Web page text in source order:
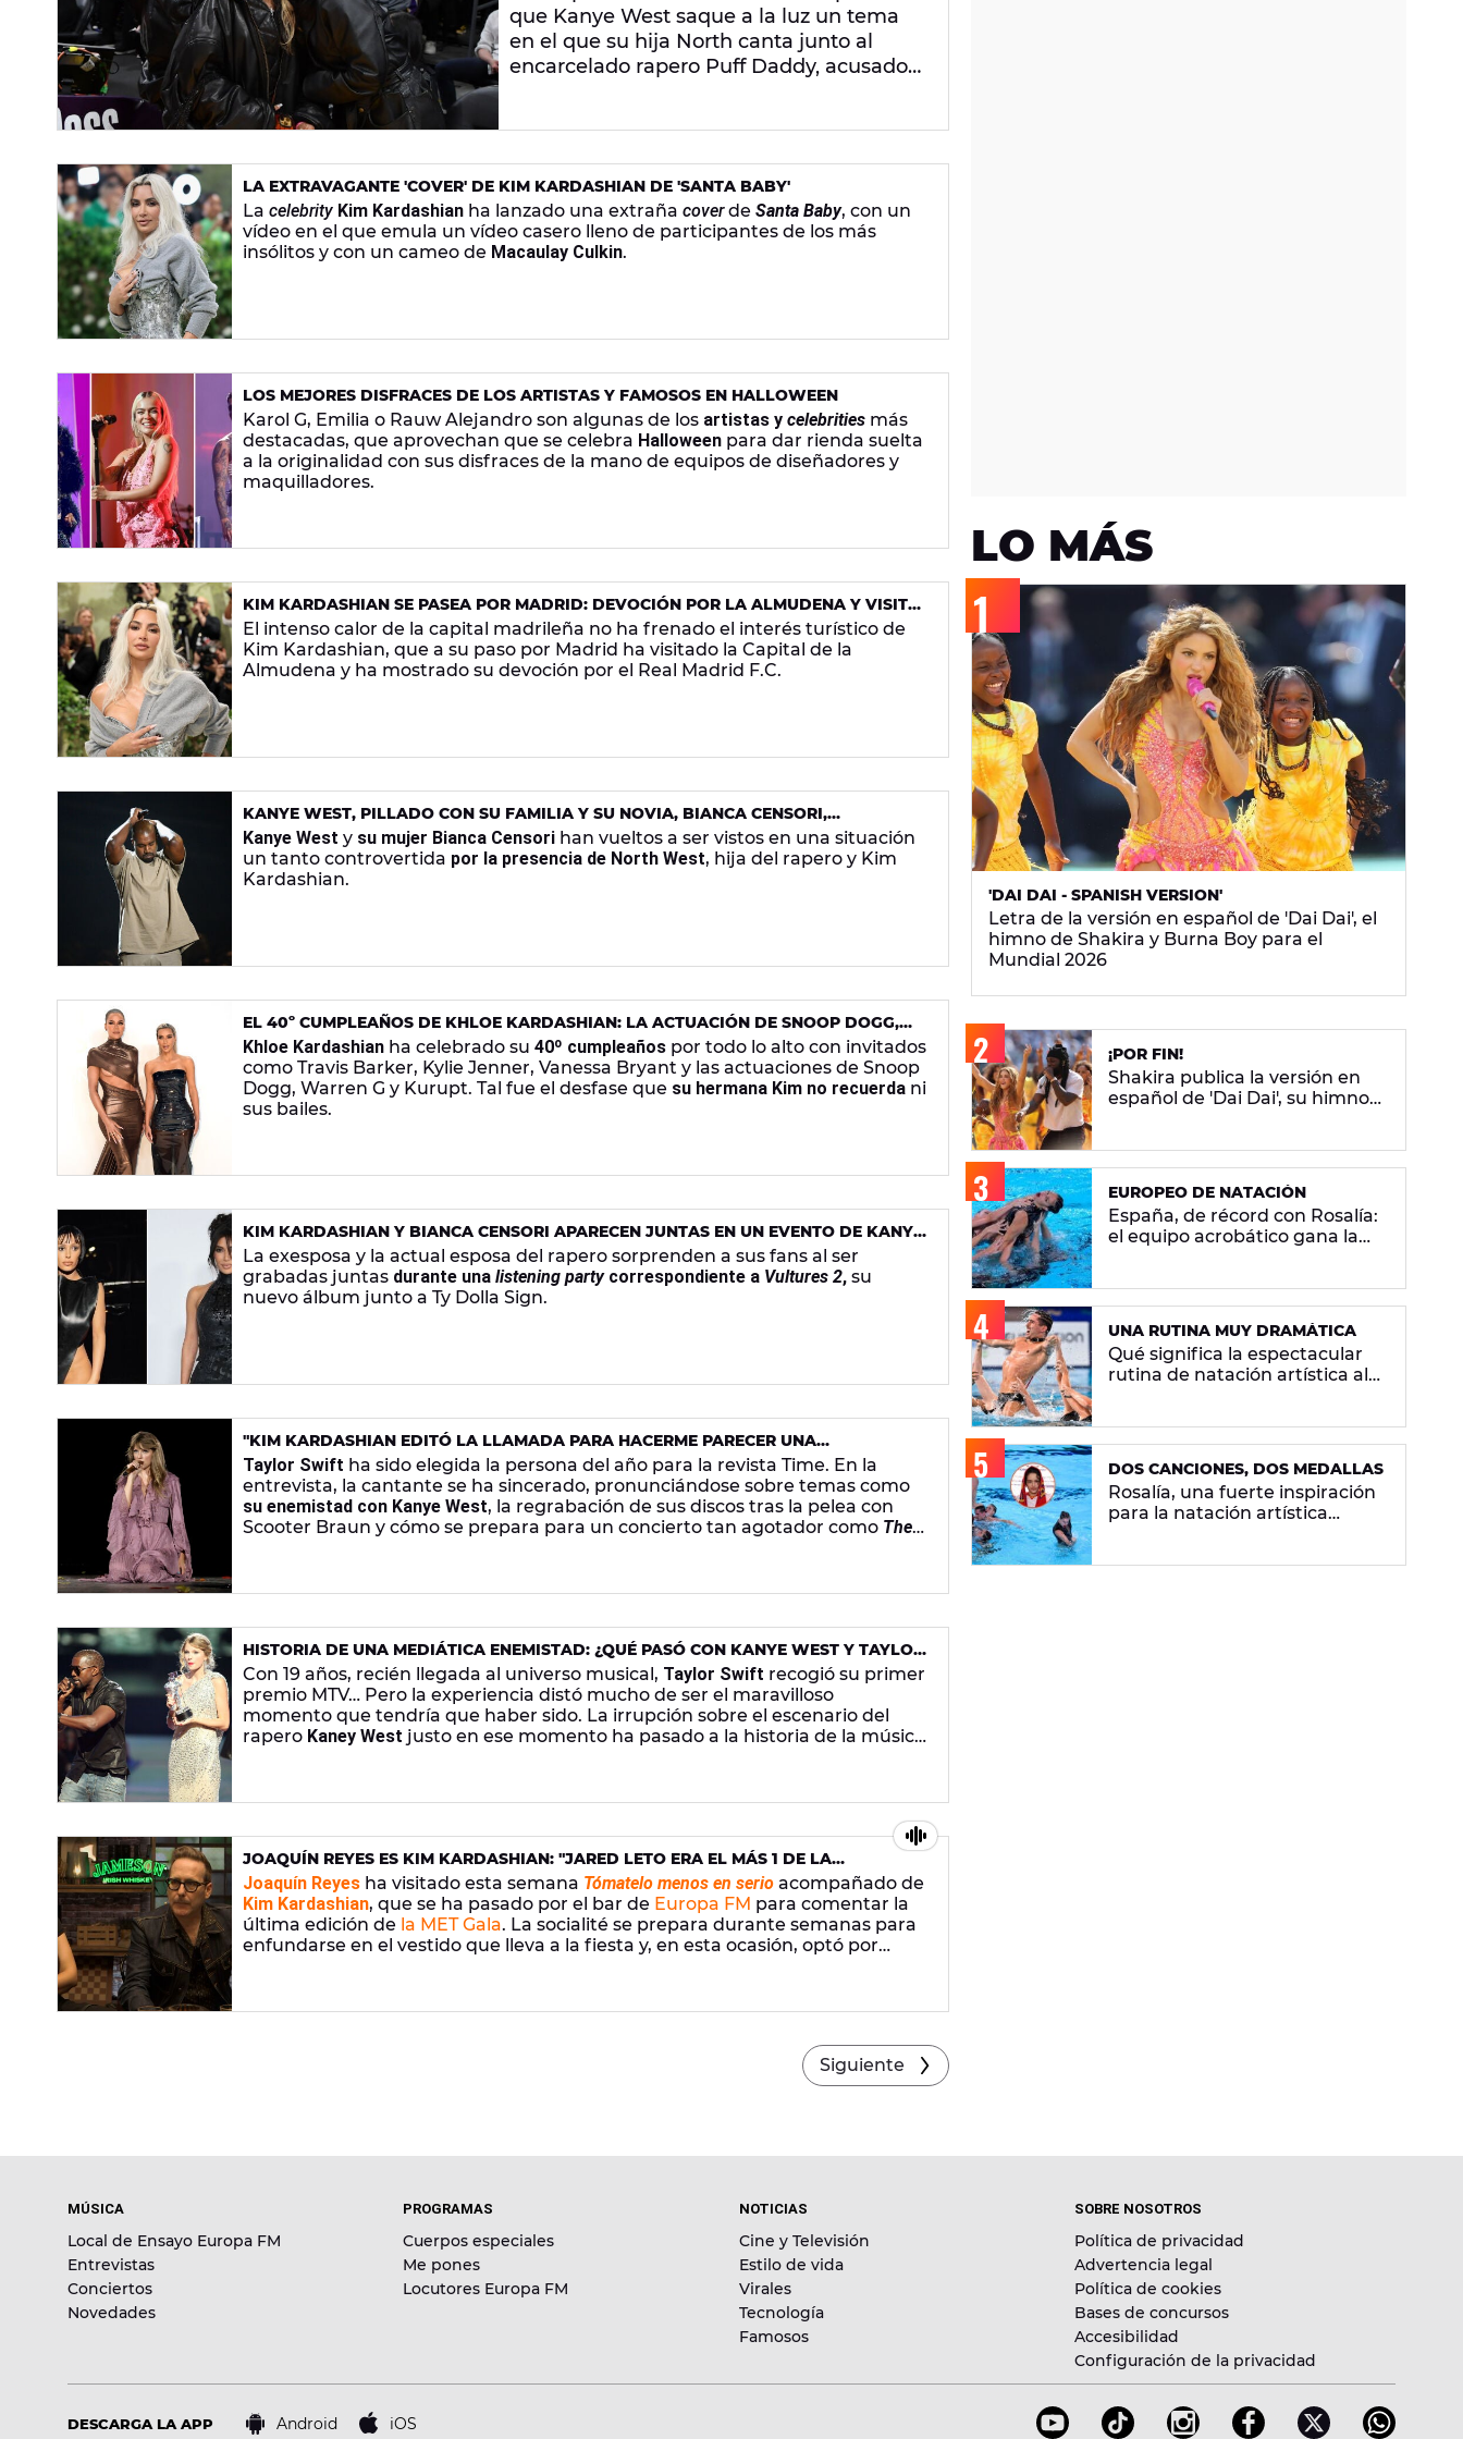
PEDERASTIA
que Kanye West saque a la luz un tema
en el que su hija North canta junto al
encarcelado rapero Puff Daddy, acusado
LA EXTRAVAGANTE 'COVER' DE KIM KARDASHIAN DE 'SANTA BABY'
La celebrity Kim Kardashian ha lanzado una extraña coverde Santa Baby, con un
vídeo en el que emula un vídeo casero lleno de participantes de los más
insólitos y con un cameo de Macaulay Culkin.
LOS MEJORES DISFRACES DE LOS ARTISTAS Y FAMOSOS EN HALLOWEEN
Karol G, Emilia o Rauw Alejandro son algunas de los artistas y celebrities más
destacadas, que aprovechan que se celebra Halloween para dar rienda suelta
a la originalidad con sus disfraces de la mano de equipos de diseñadores y
maquilladores.
KIM KARDASHIAN SE PASEA POR MADRID: DEVOCIÓN POR LA ALMUDENA Y VISITA
AL BERNABÉU
El intenso calor de la capital madrileña no ha frenado el interés turístico de
Kim Kardashian, que a su paso por Madrid ha visitado la Capital de la
Almudena y ha mostrado su devoción por el Real Madrid F.C.
KANYE WEST, PILLADO CON SU FAMILIA Y SU NOVIA, BIANCA CENSORI,
SEMIDESNUDA EN EL ESTRENO DE 'DEADPOOL 3'
Kanye West y su mujer Bianca Censori han vueltos a ser vistos en una situación
un tanto controvertida por la presencia de North West, hija del rapero y Kim
Kardashian.
EL 40º CUMPLEAÑOS DE KHLOE KARDASHIAN: LA ACTUACIÓN DE SNOOP DOGG,
DESCONTROL Y HASTA LAGUNAS DE KIM
Khloe Kardashian ha celebrado su 40º cumpleaños por todo lo alto con invitados
como Travis Barker, Kylie Jenner, Vanessa Bryant y las actuaciones de Snoop
Dogg, Warren G y Kurupt. Tal fue el desfase que su hermana Kim no recuerda ni
sus bailes.
KIM KARDASHIAN Y BIANCA CENSORI APARECEN JUNTAS EN UN EVENTO DE KANYE
WEST
La exesposa y la actual esposa del rapero sorprenden a sus fans al ser
grabadas juntas durante una listening partycorrespondiente a Vultures 2, su
nuevo álbum junto a Ty Dolla Sign.
"KIM KARDASHIAN EDITÓ LA LLAMADA PARA HACERME PARECER UNA
MENTIROSA": LOS SIETE TITULARES MÁS IMPACTANTES DE TAYLOR SWIFT A 'TIME'
Taylor Swift ha sido elegida la persona del año para la revista Time. En la
entrevista, la cantante se ha sincerado, pronunciándose sobre temas como
su enemistad con Kanye West, la regrabación de sus discos tras la pelea con
Scooter Braun y cómo se prepara para un concierto tan agotador como The
HISTORIA DE UNA MEDIÁTICA ENEMISTAD: ¿QUÉ PASÓ CON KANYE WEST Y TAYLOR
SWIFT EN LOS MTV VMAS?
Con 19 años, recién llegada al universo musical, Taylor Swift recogió su primer
premio MTV… Pero la experiencia distó mucho de ser el maravilloso
momento que tendría que haber sido. La irrupción sobre el escenario del
rapero Kaney West justo en ese momento ha pasado a la historia de la música
JOAQUÍN REYES ES KIM KARDASHIAN: "JARED LETO ERA EL MÁS 1 DE LA
CUCARACHA EN LA GALA MET"
Joaquín Reyes ha visitado esta semana Tómatelo menos en serio acompañado de
Kim Kardashian, que se ha pasado por el bar de Europa FM para comentar la
última edición de la MET Gala. La socialité se prepara durante semanas para
enfundarse en el vestido que lleva a la fiesta y, en esta ocasión, optó por
Siguiente
LO MÁS
'DAI DAI - SPANISH VERSION'
Letra de la versión en español de 'Dai Dai', el
himno de Shakira y Burna Boy para el
Mundial 2026
¡POR FIN!
Shakira publica la versión en
español de 'Dai Dai', su himno
EUROPEO DE NATACIÓN
España, de récord con Rosalía:
el equipo acrobático gana la
UNA RUTINA MUY DRAMÁTICA
Qué significa la espectacular
rutina de natación artística al
DOS CANCIONES, DOS MEDALLAS
Rosalía, una fuerte inspiración
para la natación artística
MÚSICA
Local de Ensayo Europa FM
Entrevistas
Conciertos
Novedades
PROGRAMAS
Cuerpos especiales
Me pones
Locutores Europa FM
NOTICIAS
Cine y Televisión
Estilo de vida
Virales
Tecnología
Famosos
SOBRE NOSOTROS
Política de privacidad
Advertencia legal
Política de cookies
Bases de concursos
Accesibilidad
Configuración de la privacidad
DESCARGA LA APP Android iOS